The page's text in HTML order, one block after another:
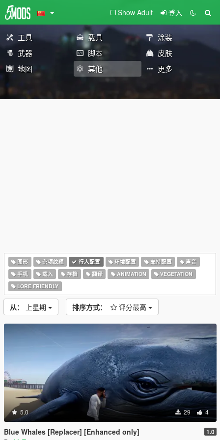
Show Adult 登入
工具 载具
涂装
武器
脚本
皮肤
地图
其他 更多
图形 杂项纹理 行人配置 环境配置 支持配置
声音
手机
载入 存档 翻译 ANIMATION
VEGETATION
LORE FRIENDLY
从： 上星期 排序方式： 评分最高
5.0 29 4
Blue Whales [Replacer] [Enhanced only] 1.0